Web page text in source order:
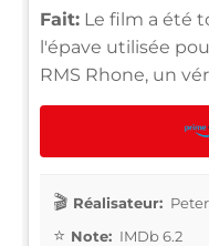
Fait: Le film a été
l'épave utilisée
RMS Rhone, un
Réalisateur:
Note: IMDb 6.2